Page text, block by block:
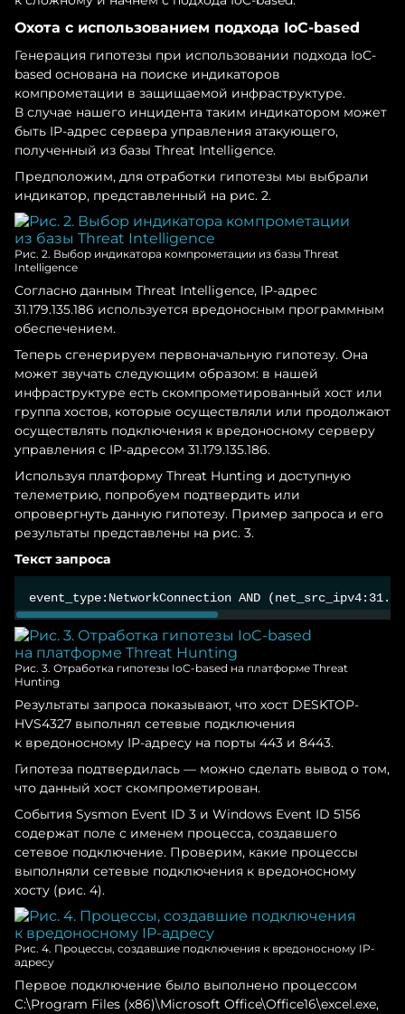
Охота с использованием подхода IoC-based
Генерация гипотезы при использовании подхода IoC-
based основана на поиске индикаторов
компрометации в защищаемой инфраструктуре.
В случае нашего инцидента таким индикатором может
быть IP-адрес сервера управления атакующего,
полученный из базы Threat Intelligence.
Предположим, для отработки гипотезы мы выбрали
индикатор, представленный на рис. 2.
Рис. 2. Выбор индикатора компрометации из базы Threat
Intelligence
Согласно данным Threat Intelligence, IP-адрес
31.179.135.186 используется вредоносным программным
обеспечением.
Теперь сгенерируем первоначальную гипотезу. Она
может звучать следующим образом: в нашей
инфраструктуре есть скомпрометированный хост или
группа хостов, которые осуществляли или продолжают
осуществлять подключения к вредоносному серверу
управления с IP-адресом 31.179.135.186.
Используя платформу Threat Hunting и доступную
телеметрию, попробуем подтвердить или
опровергнуть данную гипотезу. Пример запроса и его
результаты представлены на рис. 3.
Текст запроса
event_type:NetworkConnection AND
Рис. 3. Отработка гипотезы IoC-based на платформе Threat
Hunting
Результаты запроса показывают, что хост DESKTOP-
HVS4327 выполнял сетевые подключения
к вредоносному IP-адресу на порты 443 и 8443.
Гипотеза подтвердилась — можно сделать вывод о том,
что данный хост скомпрометирован.
События Sysmon Event ID 3 и Windows Event ID 5156
содержат поле с именем процесса, создавшего
сетевое подключение. Проверим, какие процессы
выполняли сетевые подключения к вредоносному
хосту (рис. 4).
Рис. 4. Процессы, создавшие подключения к вредоносному IP-
адресу
Первое подключение было выполнено процессом
C:\Program Files (x86)\Microsoft Office\Office16\excel.exe,